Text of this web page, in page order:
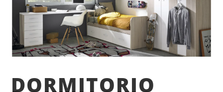
DORMITORIO